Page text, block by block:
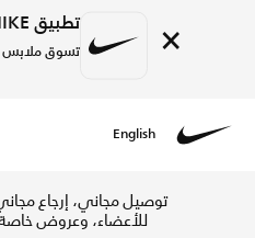
× تطبيق NIKE هنا!
تسوق ملابس
English
توصيل مجاني، إرجاع
للأعضاء، وعروض